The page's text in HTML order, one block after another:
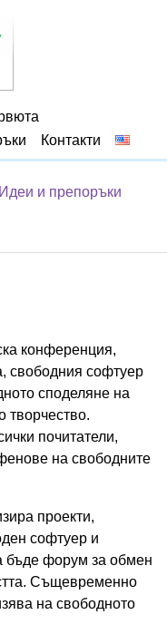
Контакти
Идеи и препоръки
конференция,
свободния софтуер
споделяне на
творчество.
почитатели,
на свободните
проекти,
софтуер и
бъде форум за обмен
Същевременно
на свободното